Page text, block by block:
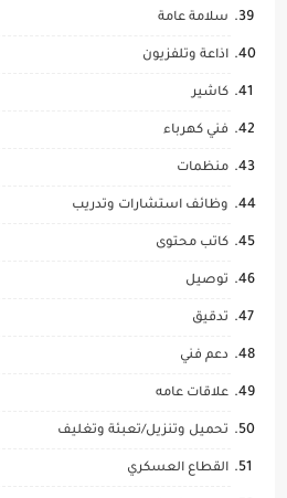
سلامة عامة
اذاعة وتلفزيون
كاشير
فني كهرباء
منظمات
وظائف استشارات وتدريب
كاتب محتوى
توصيل
تدقيق
دعم فني
علاقات عامه
تحميل وتنزيل/تعبئة وتغليف
القطاع العسكري